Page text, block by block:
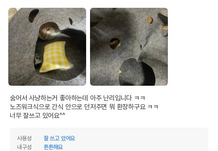
숨어서 사냥하는거 좋아하는데 아주 난리입니다 ㅋㅋ
노즈워크식으로 간식 안으로 던저주면 뭐 환장하구요 ㅋㅋ
너무 잘쓰고 있어요^^
사용성
잘 쓰고 있어요
내구성
튼튼해요